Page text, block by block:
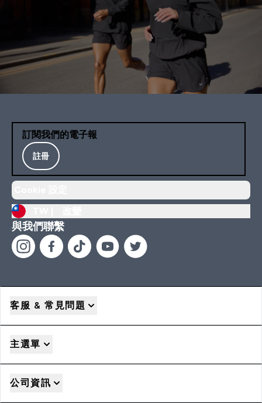
訂閱我們的電子報
註冊
與我們聯繫
客服 & 常見問題
主選單
公司資訊